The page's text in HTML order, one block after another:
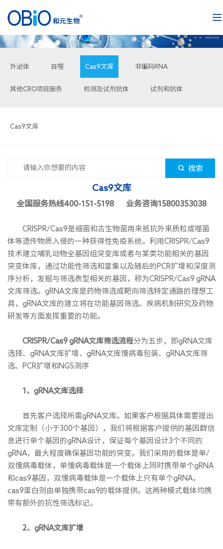
外泌体 自噬 Cas9文库 非编码RNA
其他CRO项目服务 检测及试剂抗体 试剂和抗体
Cas9文库
搜索
Cas9文库
全国服务热线400-151-5198 业务咨询15800353038
CRlSPR/Cas9是细菌和古生物菌用来抵抗外来质粒或噬菌
体等遗传物质入侵的一种获得性免疫系统。利用CRlSPR/Cas9
技术建立哺乳动物全基因组突变库或者与某类功能相关的基因
突变体库，通过功能性筛选和富集以及随后的PCR扩增和深度测
序分析，发掘与筛选表型相关的基因，称为CRlSPR/Cas9 gRNA
文库筛选。gRNA文库是药物筛选或靶向筛选特定通路的理想工
具，gRNA文库的建立将在功能基因筛选、疾病机制研究及药物
研发等方面发挥重要的功能。
CRlSPR/Cas9 gRNA文库筛选流程分为五步，即gRNA文库
选择、gRNA文库扩增、gRNA文库慢病毒包装、gRNA文库筛
选、PCR扩增和NGS测序
1、gRNA文库选择
首先客户选择所需gRNA文库。如果客户根据具体需要提出
文库定制（小于300个基因），我们将根据客户提供的基因群信
息进行单个基因的gRNA设计，保证每个基因设计3个不同的
gRNA，最大程度确保基因功能的突变。我们采用的载体是单/
双慢病毒载体，单慢病毒载体是一个载体上同时携带单个gRNA
和cas9基因，双慢病毒载体是一个载体上只有单个gRNA，
cas9蛋白则由单独携带cas9的载体提供。这两种模式载体均携
带有额外的抗性筛选标记。
2、gRNA文库扩增